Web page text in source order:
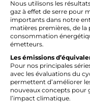
Nous utilisons les
gaz à effet de serre pour
importants dans notre
matières premières, de
consommation
émetteurs.
Les émissions
Pour nos principales
avec les évaluations du
permettent d’améliorer
nouveaux concepts pour
l’impact climatique.